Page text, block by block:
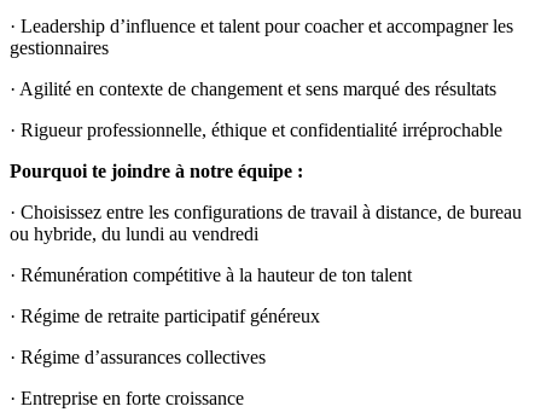
· Leadership d’influence et talent pour coacher et accompagner les
gestionnaires
· Agilité en contexte de changement et sens marqué des résultats
· Rigueur professionnelle, éthique et confidentialité irréprochable
Pourquoi te joindre à notre équipe :
· Choisissez entre les configurations de travail à distance, de bureau
ou hybride, du lundi au vendredi
· Rémunération compétitive à la hauteur de ton talent
· Régime de retraite participatif généreux
· Régime d’assurances collectives
· Entreprise en forte croissance